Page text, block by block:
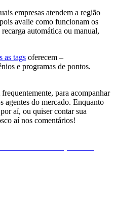
empresas atendem a região
avalie como funcionam os
automática ou manual,
as tags oferecem –
e programas de pontos.
para acompanhar
agentes do mercado. Enquanto
aí, ou quiser contar sua
aí nos comentários!